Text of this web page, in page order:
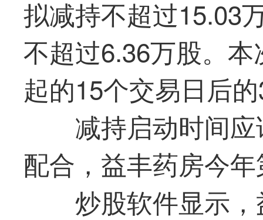
拟减持不超过15.03
不超过6.36万股。
起的15个交易日后
减持启动时间
配合，益丰药房今
炒股软件显示